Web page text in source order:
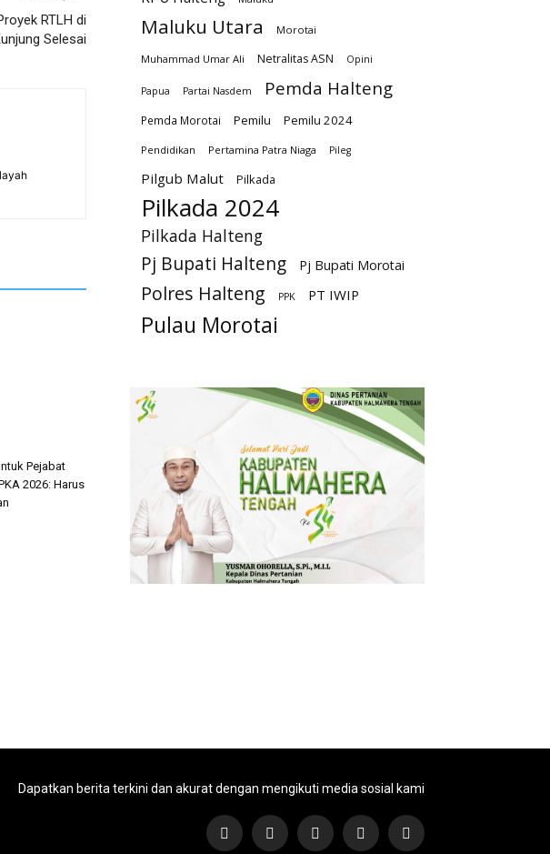
RTLH di
Selesai
Pejabat
2026: Harus
Maluku Utara Morotai
Muhammad Umar Ali Netralitas ASN Opini
Papua Partai Nasdem Pemda Halteng
Pemda Morotai Pemilu Pemilu 2024
Pendidikan Pertamina Patra Niaga Pileg
Pilgub Malut Pilkada
Pilkada 2024
Pilkada Halteng
Pj Bupati Halteng Pj Bupati Morotai
Polres Halteng PPK PT IWIP
Pulau Morotai
Dapatkan berita terkini dan akurat dengan mengikuti media sosial kami